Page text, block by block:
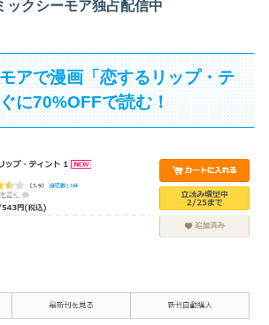
ックシーモア独占配信中
アで漫画「恋するリップ・テ
に70%OFFで読む！